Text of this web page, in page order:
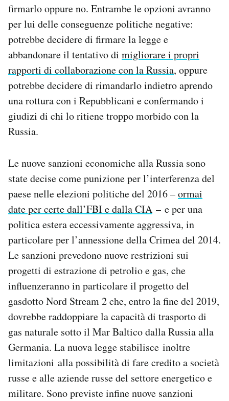
Esci
firmarlo oppure no. Entrambe le opzioni avranno
per lui delle conseguenze politiche negative:
potrebbe decidere di firmare la legge e
abbandonare il tentativo di migliorare i propri
rapporti di collaborazione con la Russia, oppure
potrebbe decidere di rimandarlo indietro aprendo
una rottura con i Repubblicani e confermando i
giudizi di chi lo ritiene troppo morbido con la
Russia.
Le nuove sanzioni economiche alla Russia sono
state decise come punizione per l’interferenza del
paese nelle elezioni politiche del 2016 –ormai
date per certe dall’FBI e dalla CIA – e per una
politica estera eccessivamente aggressiva, in
particolare per l’annessione della Crimea del 2014.
Le sanzioni prevedono nuove restrizioni sui
progetti di estrazione di petrolio e gas, che
influenzeranno in particolare il progetto del
gasdotto Nord Stream 2 che, entro la fine del 2019,
dovrebbe raddoppiare la capacità di trasporto di
gas naturale sotto il Mar Baltico dalla Russia alla
Germania. La nuova legge stabilisce inoltre
limitazioni alla possibilità di fare credito a società
russe e alle aziende russe del settore energetico e
militare. Sono previste infine nuove sanzioni